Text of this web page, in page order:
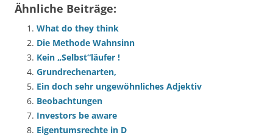
Ähnliche Beiträge:
What do they think
Die Methode Wahnsinn
Kein „Selbst“läufer !
Grundrechenarten,
Ein doch sehr ungewöhnliches Adjektiv
Beobachtungen
Investors be aware
Eigentumsrechte in D